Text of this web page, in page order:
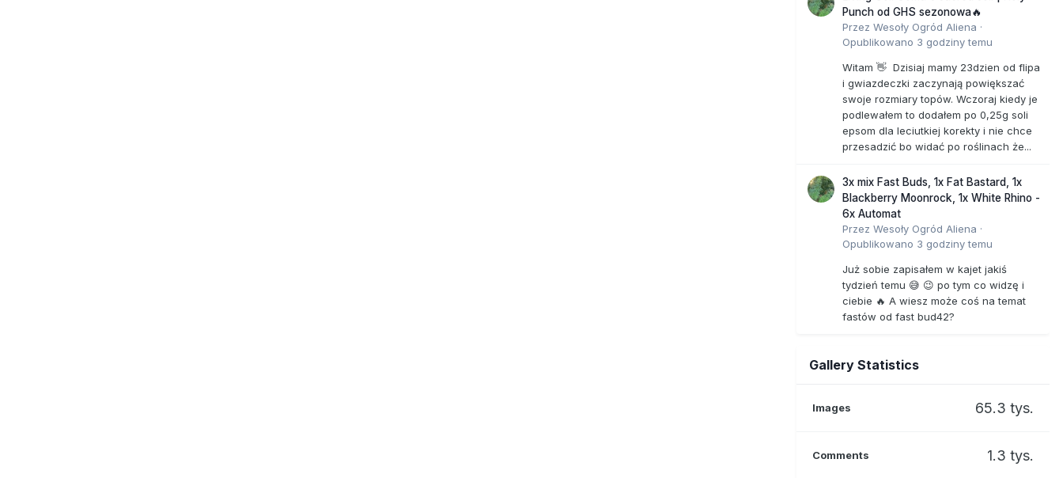
Punch od GHS sezonowa🔥
Przez Wesoły Ogród Aliena ·
Opublikowano 3 godziny temu
Witam 👋 Dzisiaj mamy 23dzien od flipa
i gwiazdeczki zaczynają powiększać
swoje rozmiary topów. Wczoraj kiedy je
podlewałem to dodałem po 0,25g soli
epsom dla leciutkiej korekty i nie chce
przesadzić bo widać po roślinach że...
3x mix Fast Buds, 1x Fat Bastard, 1x
Blackberry Moonrock, 1x White Rhino -
6x Automat
Przez Wesoły Ogród Aliena ·
Opublikowano 3 godziny temu
Już sobie zapisałem w kajet jakiś
tydzień temu 😅 😉 po tym co widzę i
ciebie 🔥 A wiesz może coś na temat
fastów od fast bud42?
Gallery Statistics
Images 65.3 tys.
Comments 1.3 tys.